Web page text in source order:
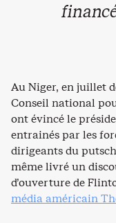
Au Niger, en juillet
Conseil national
ont évincé le
entrainés par les
dirigeants du
même livré un
d’ouverture de
média américain